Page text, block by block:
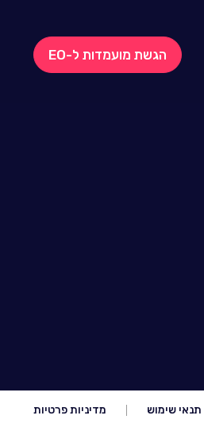
הגשת מועמדות ל-EO
תנאי שימוש מדיניות פרטיות